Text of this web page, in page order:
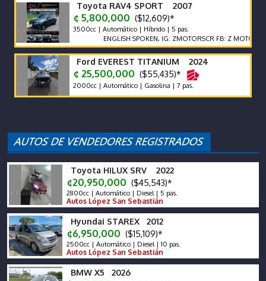
Toyota RAV4 SPORT 2007
¢ 5,800,000 ($12,609)*
3500cc | Automático | Híbrido | 5 pas.
ENGLISH SPOKEN, IG: ZMOTORSCR FB: Z MOTORS.
Ford EVEREST TITANIUM 2024
¢ 25,500,000 ($55,435)*
2000cc | Automático | Gasolina | 7 pas.
Toyota HILUX SRV 2022
¢20,950,000 ($45,543)*
2800cc | Automático | Diesel | 5 pas.
Autos López San Sebastián
Hyundai STAREX 2012
¢6,950,000 ($15,109)*
2500cc | Automático | Diesel | 10 pas.
Autos López San Sebastián
BMW X5 2026